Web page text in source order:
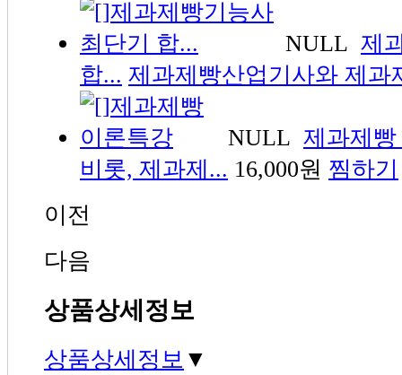
NULL 제
합... 제과제빵산업기사와 제과
NULL 제과제
비롯, 제과제... 16,000원 찜하기
이전
다음
상품상세정보
상품상세정보 ▼